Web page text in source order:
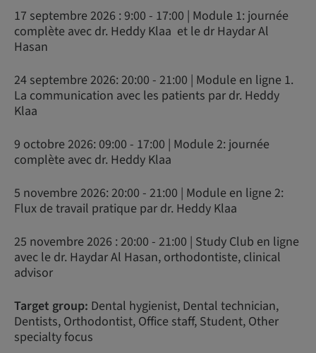
17 septembre 2026 : 9:00 - 17:00 | Module 1: journée
complète avec dr. Heddy Klaa et le dr Haydar Al
Hasan
24 septembre 2026: 20:00 - 21:00 | Module en ligne 1.
La communication avec les patients par dr. Heddy
Klaa
9 octobre 2026: 09:00 - 17:00 | Module 2: journée
complète avec dr. Heddy Klaa
5 novembre 2026: 20:00 - 21:00 | Module en ligne 2:
Flux de travail pratique par dr. Heddy Klaa
25 novembre 2026 : 20:00 - 21:00 | Study Club en ligne
avec le dr. Haydar Al Hasan, orthodontiste, clinical
advisor
Target group: Dental hygienist, Dental technician,
Dentists, Orthodontist, Office staff, Student, Other
specialty focus